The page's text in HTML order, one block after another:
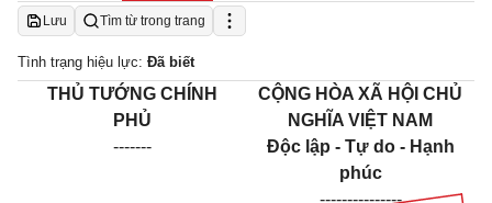
Lưu Tìm từ trong trang
Tình trạng hiệu lực: Đã biết
THỦ TƯỚNG CHÍNH
PHỦ
-------
CỘNG HÒA XÃ HỘI CHỦ
NGHĨA VIỆT NAM
Độc lập - Tự do - Hạnh
phúc
---------------